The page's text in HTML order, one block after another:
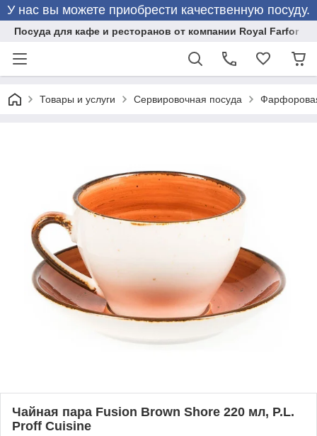
У нас вы можете приобрести качественную посуду.
Посуда для кафе и ресторанов от компании Royal Farfor
Товары и услуги Сервировочная посуда
Чайная пара Fusion Brown Shore 220 мл, P.L.
Proff Cuisine